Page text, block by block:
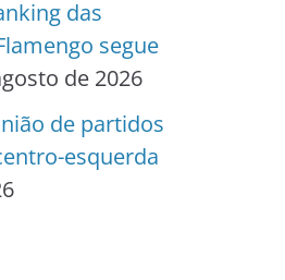
das
segue
de 2026
de partidos
esquerda